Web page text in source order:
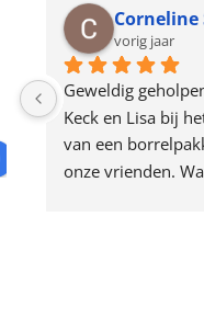
vorig jaar
Geweldig
Keck en Lisa bij
van een
onze vrienden.